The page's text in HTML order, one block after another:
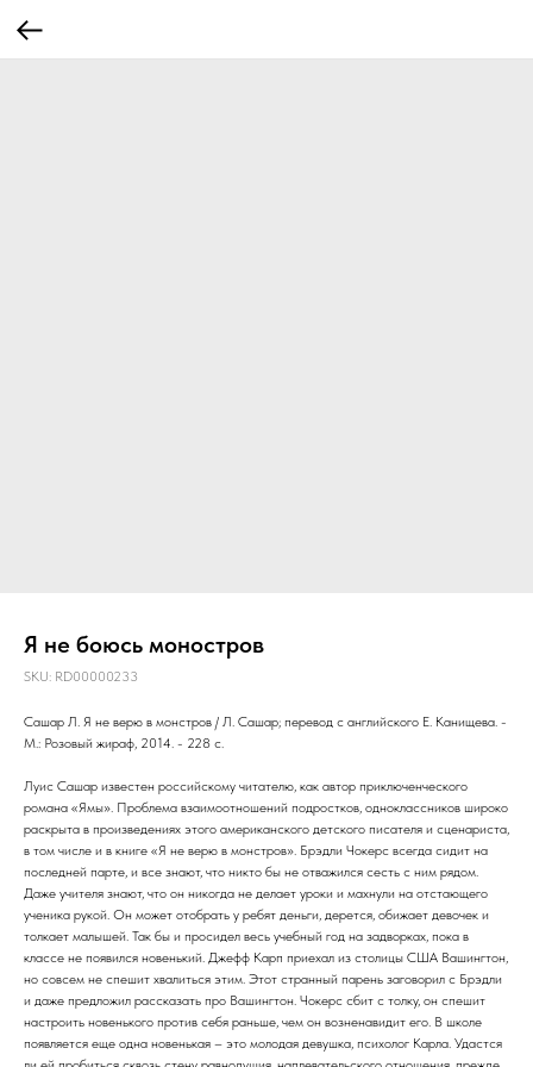
Я не боюсь моностров
SKU: RD00000233
Сашар Л. Я не верю в монстров / Л. Сашар; перевод с английского Е. Канищева. -
М.: Розовый жираф, 2014. - 228 с.
Луис Сашар известен российскому читателю, как автор приключенческого
романа «Ямы». Проблема взаимоотношений подростков, одноклассников широко
раскрыта в произведениях этого американского детского писателя и сценариста,
в том числе и в книге «Я не верю в монстров». Брэдли Чокерс всегда сидит на
последней парте, и все знают, что никто бы не отважился сесть с ним рядом.
Даже учителя знают, что он никогда не делает уроки и махнули на отстающего
ученика рукой. Он может отобрать у ребят деньги, дерется, обижает девочек и
толкает малышей. Так бы и просидел весь учебный год на задворках, пока в
классе не появился новенький. Джефф Карп приехал из столицы США Вашингтон,
но совсем не спешит хвалиться этим. Этот странный парень заговорил с Брэдли
и даже предложил рассказать про Вашингтон. Чокерс сбит с толку, он спешит
настроить новенького против себя раньше, чем он возненавидит его. В школе
появляется еще одна новенькая – это молодая девушка, психолог Карла. Удастся